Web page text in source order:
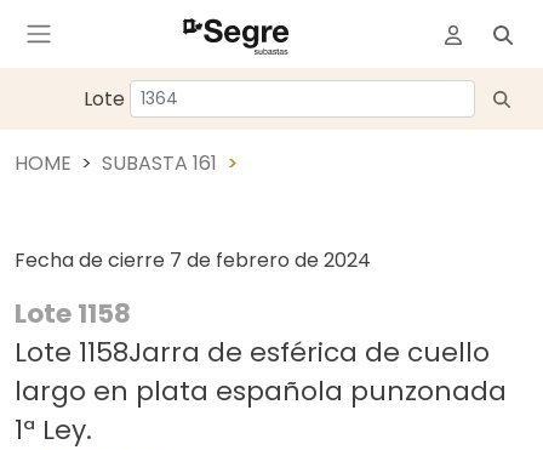
Lote
HOME SUBASTA 161
Fecha de cierre 7 de febrero de 2024
Lote 1158
Lote 1158Jarra de esférica de cuello
largo en plata española punzonada
1ª Ley.